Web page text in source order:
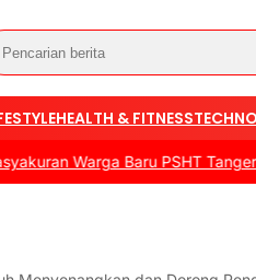
HEALTH & FITNESS
Warga Baru PSHT Tangerang